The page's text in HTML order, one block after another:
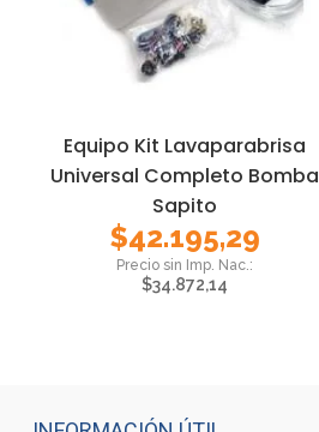
Equipo Kit Lavaparabrisa
Universal Completo Bomba
Sapito
$42.195,29
$34.872,14